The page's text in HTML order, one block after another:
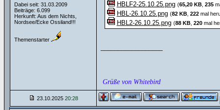
Dabei seit: 31.03.2009
Beiträge: 6.099
Herkunft: Aus dem Nichts,
Nordsee/Ecke Ossiland!!!
Themenstarter
HBLF2-25.10.25.png (65,20 KB, 235
HBL-26.10.25.png (82 KB, 222mal
HBL2-26.10.25.png (88 KB, 220mal
Grüße von Whitebird
23.10.2025 20:28